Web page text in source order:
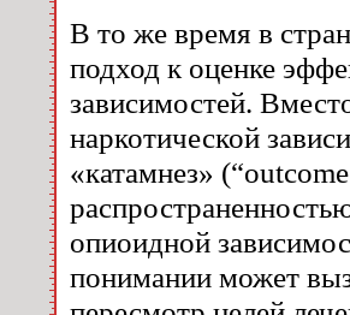
В то же время в
подход к оценке
зависимостей.
наркотической
«катамнез»
опиоидной
понимании может